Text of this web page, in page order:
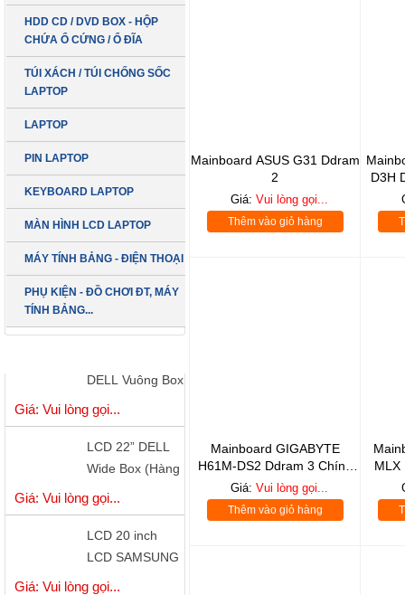
HDD CD / DVD BOX - HỘP
CHỨA Ổ CỨNG / Ổ ĐĨA
TÚI XÁCH / TÚI CHỐNG SỐC
LAPTOP
LAPTOP
PIN LAPTOP
KEYBOARD LAPTOP
MÀN HÌNH LCD LAPTOP
MÁY TÍNH BẢNG - ĐIỆN THOẠI
PHỤ KIỆN - ĐỒ CHƠI ĐT, MÁY
TÍNH BẢNG...
LCD 19 inch
( Hàng Công Ty
Giá: Vui lòng gọi...
LCD 22” DELL
Wide Box (Hàng
Công Ty)
Giá: Vui lòng gọi...
LCD 20 inch
LCD SAMSUNG
S20B300B - LED
Giá: Vui lòng gọi...
Mainboard ASUS G31 Ddram
2
Giá:Vui lòng gọi...
Thêm vào giỏ hàng
D3H
Mainboard GIGABYTE
H61M-DS2 Ddram 3 Chính
Hãng
Giá:Vui lòng gọi...
Thêm vào giỏ hàng
MLX